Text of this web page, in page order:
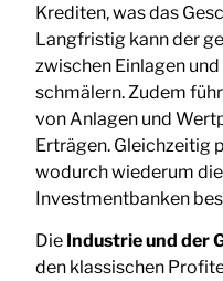
Krediten, was das
Langfristig kann der
zwischen Einlagen
schmälern. Zudem
von Anlagen und
Erträgen. Gleichzeitig
wodurch wiederum
Investmentbanken
Die Industrie und der
den klassischen